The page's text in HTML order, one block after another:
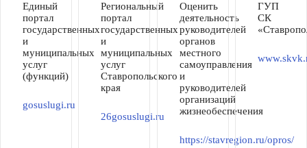
Единый
портал
государственных
и
муниципальных
услуг
(функций)
gosuslugi.ru
Региональный
портал
государственных
и
муниципальных
услуг
Ставропольского
края
26gosuslugi.ru
Оценить
деятельность
руководителей
органов
местного
самоуправления
и
руководителей
организаций
жизнеобеспечения
https://stavregion.ru/opros/
ГУП
СК